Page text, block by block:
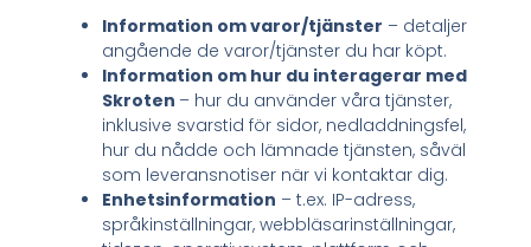
Information om varor/tjänster – detaljer
angående de varor/tjänster du har köpt.
Information om hur du interagerar med
Skroten – hur du använder våra tjänster,
inklusive svarstid för sidor, nedladdningsfel,
hur du nådde och lämnade tjänsten, såväl
som leveransnotiser när vi kontaktar dig.
Enhetsinformation – t.ex. IP-adress,
språkinställningar, webbläsarinställningar,